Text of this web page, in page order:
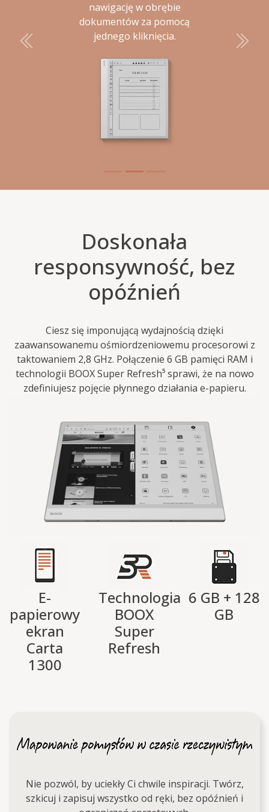
nawigację w obrębie
dokumentów za pomocą
jednego kliknięcia.
Poprzedni
Doskonała
responsywność, bez
opóźnień
Ciesz się imponującą wydajnością dzięki
zaawansowanemu ośmiordzeniowemu procesorowi z
taktowaniem 2,8 GHz. Połączenie 6 GB pamięci RAM i
technologii BOOX Super Refresh⁵ sprawi, że na nowo
zdefiniujesz pojęcie płynnego działania e-papieru.
E-
papierowy
ekran
Carta
1300
Technologia
BOOX
Super
Refresh
6 GB + 128
GB
Nie pozwól, by uciekły Ci chwile inspiracji. Twórz,
szkicuj i zapisuj wszystko od ręki, bez opóźnień i